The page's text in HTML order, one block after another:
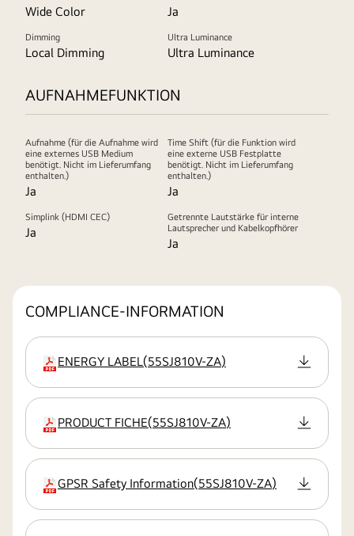
Wide Color Ja
Dimming
Local Dimming
Ultra Luminance
Ultra Luminance
AUFNAHMEFUNKTION
Aufnahme (für die Aufnahme wird
eine externes USB Medium
benötigt. Nicht im Lieferumfang
enthalten.)
Ja
Time Shift (für die Funktion wird
eine externe USB Festplatte
benötigt. Nicht im Lieferumfang
enthalten.)
Ja
Simplink (HDMI CEC)
Ja
Getrennte Lautstärke für interne
Lautsprecher und Kabelkopfhörer
Ja
COMPLIANCE-INFORMATION
Erweiterung
ENERGY LABEL(55SJ810V-ZA)
Erweiterung
PRODUCT FICHE(55SJ810V-ZA)
Erweiterung
GPSR Safety Information(55SJ810V-ZA)